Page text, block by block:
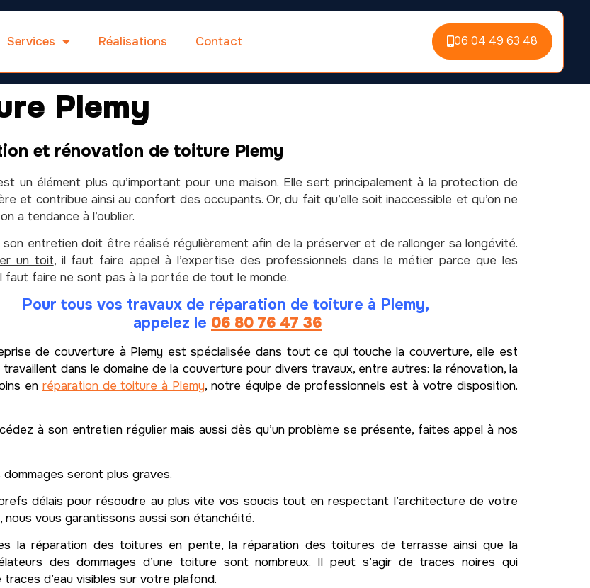
Services Réalisations Contact 06 04 49 63 48
Plemy
et rénovation de toiture Plemy
un élément plus qu’important pour une maison. Elle sert principalement à la protection de
et contribue ainsi au confort des occupants. Or, du fait qu’elle soit inaccessible et qu’on ne
a tendance à l’oublier.
son entretien doit être réalisé régulièrement afin de la préserver et de rallonger sa longévité.
un toit, il faut faire appel à l’expertise des professionnels dans le métier parce que les
faut faire ne sont pas à la portée de tout le monde.
Pour tous vos travaux de réparation de toiture à Plemy,
appelez le 06 80 76 47 36
de couverture à Plemy est spécialisée dans tout ce qui touche la couverture, elle est
dans le domaine de la couverture pour divers travaux, entre autres: la rénovation, la
en réparation de toiture à Plemy, notre équipe de professionnels est à votre disposition.
à son entretien régulier mais aussi dès qu’un problème se présente, faites appel à nos
seront plus graves.
délais pour résoudre au plus vite vos soucis tout en respectant l’architecture de votre
vous garantissons aussi son étanchéité.
réparation des toitures en pente, la réparation des toitures de terrasse ainsi que la
des dommages d’une toiture sont nombreux. Il peut s’agir de traces noires qui
d’eau visibles sur votre plafond.